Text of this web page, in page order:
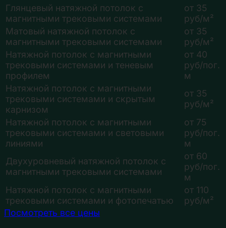
Глянцевый натяжной потолок с
магнитными трековыми системами
от 35
руб/м²
Матовый натяжной потолок с
магнитными трековыми системами
от 35
руб/м²
Натяжной потолок с магнитными
трековыми системами и теневым
профилем
от 40
руб/пог.
м
Натяжной потолок с магнитными
трековыми системами и скрытым
карнизом
от 35
руб/м²
Натяжной потолок с магнитными
трековыми системами и световыми
линиями
от 75
руб/пог.
м
Двухуровневый натяжной потолок с
магнитными трековыми системами
от 60
руб/пог.
м
Натяжной потолок с магнитными
трековыми системами и фотопечатью
от 110
руб/м²
Посмотреть все цены